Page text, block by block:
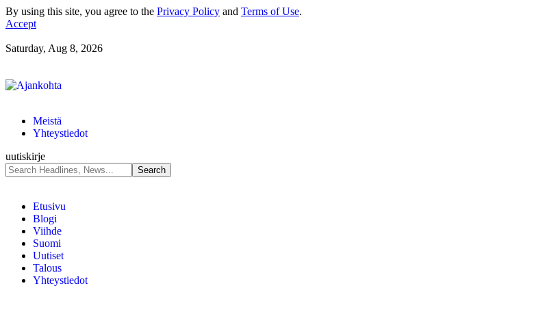
By using this site, you agree to the Privacy Policy and Terms of Use.
Accept
Saturday, Aug 8, 2026
Meistä
Yhteystiedot
uutiskirje
Etusivu
Blogi
Viihde
Suomi
Uutiset
Talous
Yhteystiedot